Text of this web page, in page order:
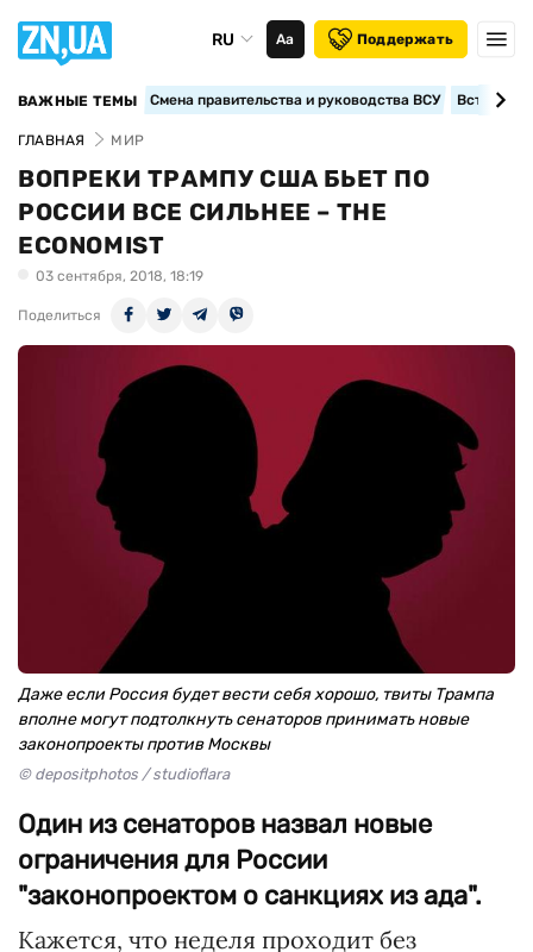
RU Аа Поддержать
ВАЖНЫЕ ТЕМЫ Смена правительства и руководства ВСУ
ГЛАВНАЯ МИР
ВОПРЕКИ ТРАМПУ США БЬЕТ ПО
РОССИИ ВСЕ СИЛЬНЕЕ – THE
ECONOMIST
03 сентября, 2018, 18:19
Поделиться
Даже если Россия будет вести себя хорошо, твиты Трампа
вполне могут подтолкнуть сенаторов принимать новые
законопроекты против Москвы
© depositphotos / studioflara
Один из сенаторов назвал новые
ограничения для России
"законопроектом о санкциях из ада".
Кажется, что неделя проходит без